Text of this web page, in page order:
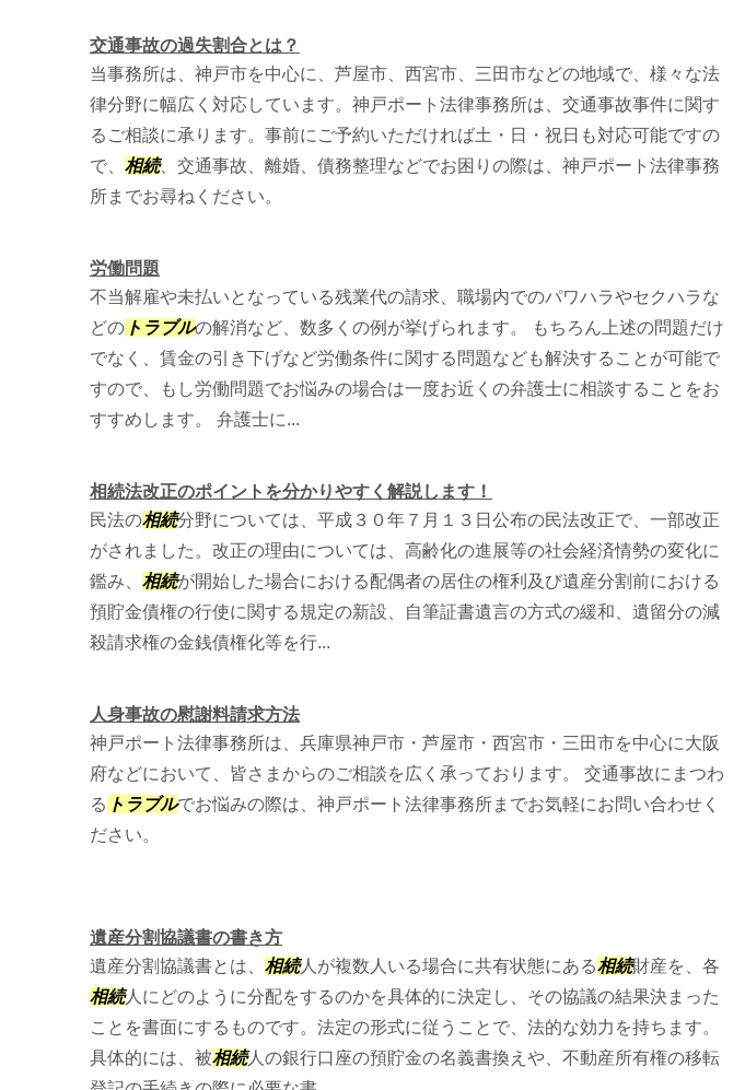
交通事故の過失割合とは？
当事務所は、神戸市を中心に、芦屋市、西宮市、三田市などの地域で、様々な法
律分野に幅広く対応しています。神戸ポート法律事務所は、交通事故事件に関す
るご相談に承ります。事前にご予約いただければ土・日・祝日も対応可能ですの
で、 相続、交通事故、離婚、債務整理などでお困りの際は、神戸ポート法律事務
所までお尋ねください。
労働問題
不当解雇や未払いとなっている残業代の請求、職場内でのパワハラやセクハラな
どの トラブルの解消など、数多くの例が挙げられます。 もちろん上述の問題だけ
でなく、賃金の引き下げなど労働条件に関する問題なども解決することが可能で
すので、もし労働問題でお悩みの場合は一度お近くの弁護士に相談することをお
すすめします。 弁護士に...
相続法改正のポイントを分かりやすく解説します！
民法の相続分野については、平成３０年７月１３日公布の民法改正で、一部改正
がされました。改正の理由については、高齢化の進展等の社会経済情勢の変化に
鑑み、 相続が開始した場合における配偶者の居住の権利及び遺産分割前における
預貯金債権の行使に関する規定の新設、自筆証書遺言の方式の緩和、遺留分の減
殺請求権の金銭債権化等を行...
人身事故の慰謝料請求方法
神戸ポート法律事務所は、兵庫県神戸市・芦屋市・西宮市・三田市を中心に大阪
府などにおいて、皆さまからのご相談を広く承っております。 交通事故にまつわ
る トラブルでお悩みの際は、神戸ポート法律事務所までお気軽にお問い合わせく
ださい。
遺産分割協議書の書き方
遺産分割協議書とは、 相続人が複数人いる場合に共有状態にある相続財産を、各
相続人にどのように分配をするのかを具体的に決定し、その協議の結果決まった
ことを書面にするものです。法定の形式に従うことで、法的な効力を持ちます。
具体的には、被相続人の銀行口座の預貯金の名義書換えや、不動産所有権の移転